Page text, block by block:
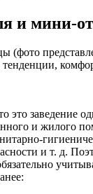
и мини-
(фото
это заведение
и жилого
и т. д.